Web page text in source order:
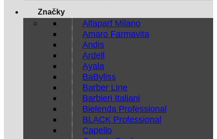
Značky
Alfaparf Milano
Amaro Farmavita
Andis
Ardell
Ayala
BaByliss
Barber Line
Barbieri Italiani
Bielenda Professional
BLACK Professional
Capello